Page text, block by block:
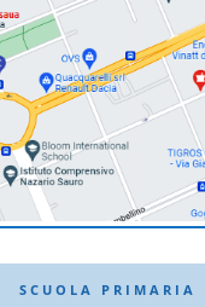
SCUOLA PRIMARIA